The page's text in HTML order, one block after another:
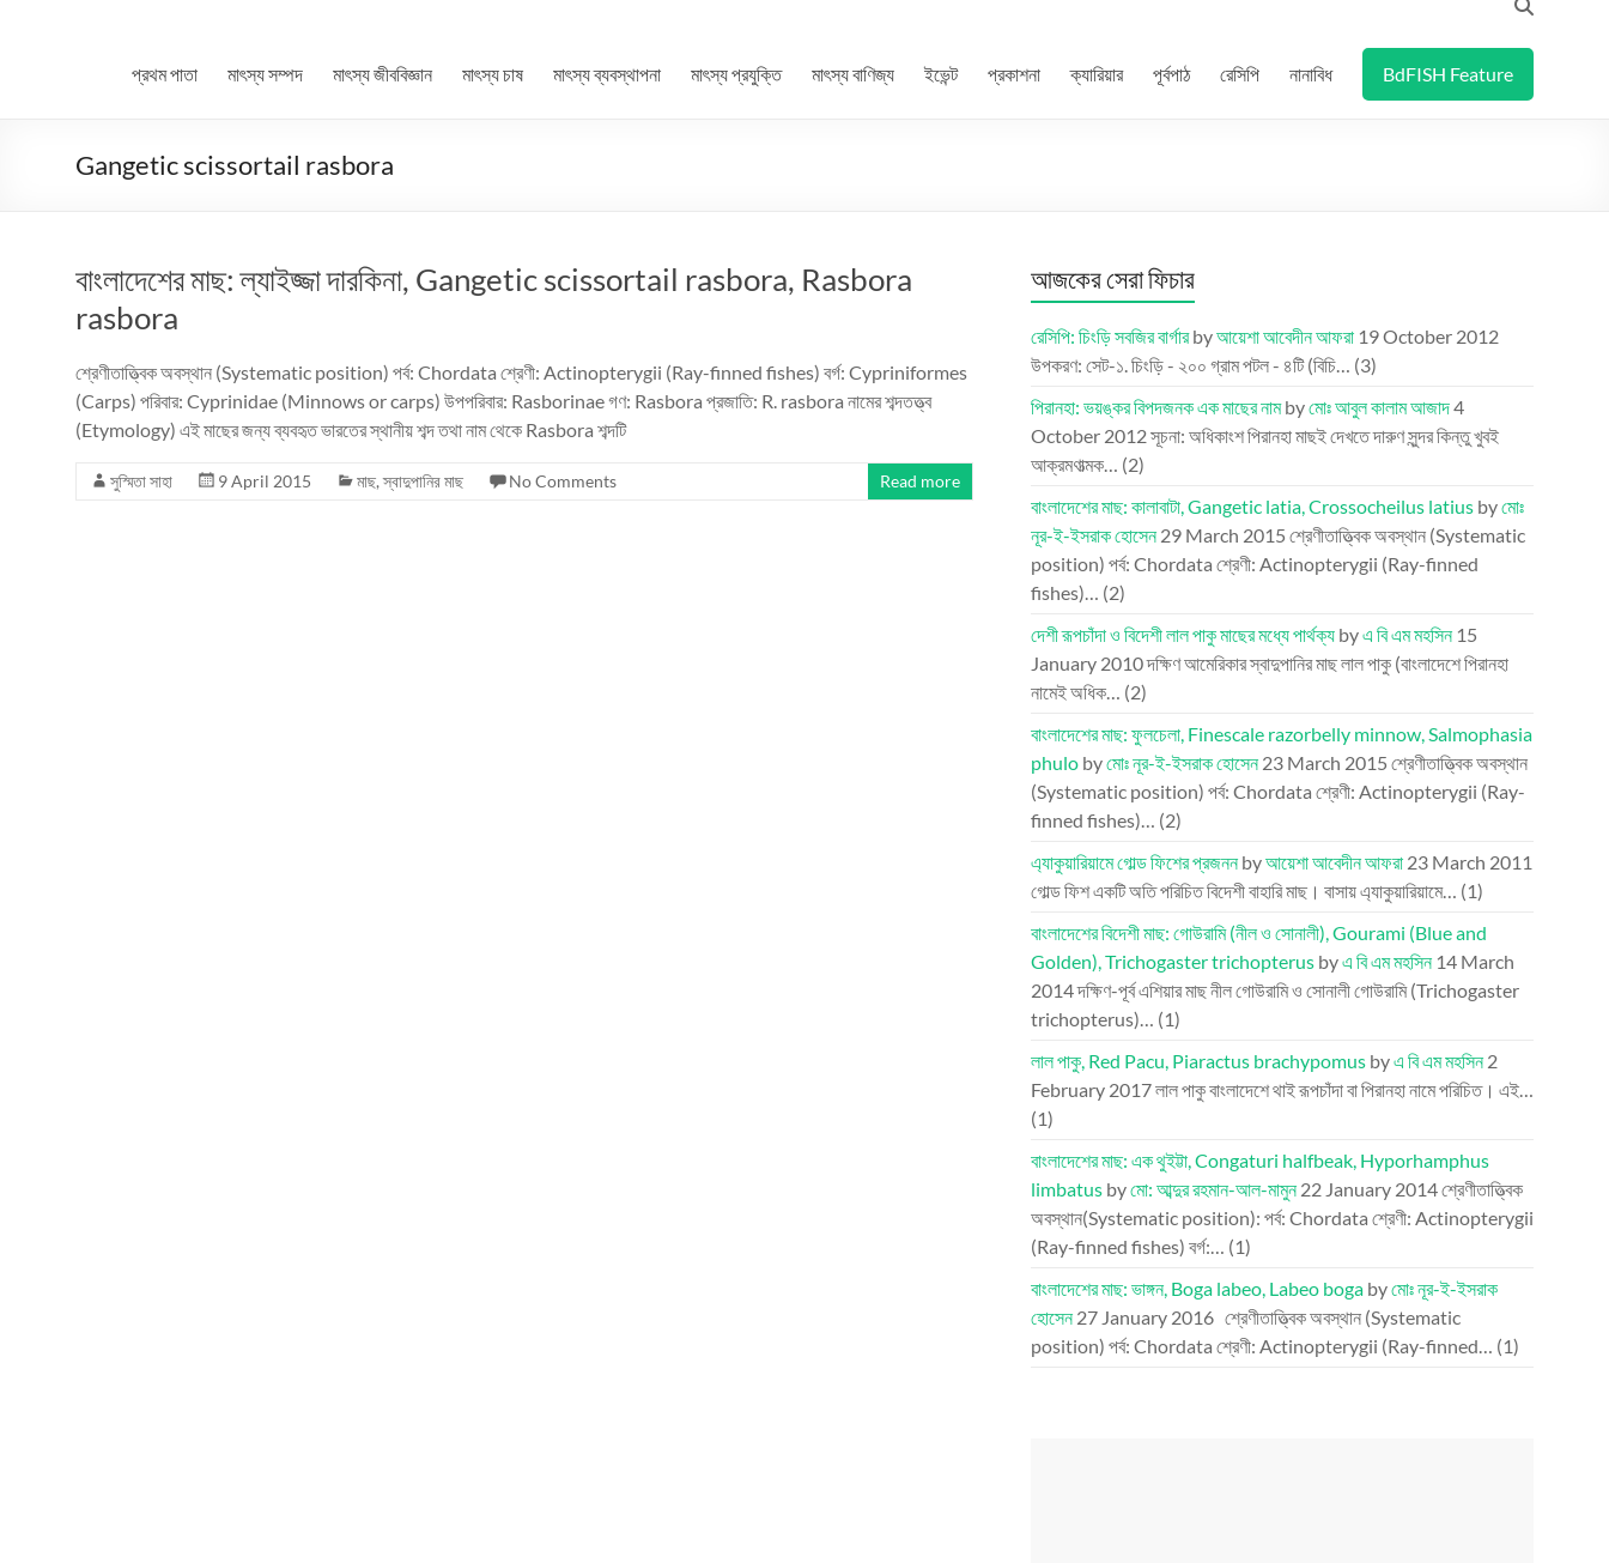
প্রথম পাতা মাৎস্য সম্পদ মাৎস্য জীববিজ্ঞান মাৎস্য চাষ মাৎস্য ব্যবস্থাপনা মাৎস্য প্রযুক্তি মাৎস্য বাণিজ্য ইভেন্ট প্রকাশনা ক্যারিয়ার পূর্বপাঠ রেসিপি নানাবিধ BdFISH Feature
Gangetic scissortail rasbora
বাংলাদেশের মাছ: ল্যাইজ্জা দারকিনা, Gangetic scissortail rasbora, Rasbora
rasbora
শ্রেণীতাত্ত্বিক অবস্থান (Systematic position) পর্ব: Chordata শ্রেণী: Actinopterygii (Ray-finned fishes) বর্গ: Cypriniformes
(Carps) পরিবার: Cyprinidae (Minnows or carps) উপপরিবার: Rasborinae গণ: Rasbora প্রজাতি: R. rasbora নামের শব্দতত্ত্ব
(Etymology) এই মাছের জন্য ব্যবহৃত ভারতের স্থানীয় শব্দ তথা নাম থেকে Rasbora শব্দটি
সুস্মিতা সাহা 9 April 2015 মাছ,স্বাদুপানির মাছ No Comments Read more
আজকের সেরা ফিচার
রেসিপি: চিংড়ি সবজির বার্গারbyআয়েশা আবেদীন আফরা 19 October 2012
উপকরণ: সেট-১. চিংড়ি - ২০০ গ্রাম পটল - ৪টি (বিচি… (3)
পিরানহা: ভয়ঙ্কর বিপদজনক এক মাছের নামbyমোঃ আবুল কালাম আজাদ4
October 2012সূচনা: অধিকাংশ পিরানহা মাছই দেখতে দারুণ সুন্দর কিন্তু খুবই
আক্রমণাত্মক… (2)
বাংলাদেশের মাছ: কালাবাটা, Gangetic latia, Crossocheilus latius byমোঃ
নূর-ই-ইসরাক হোসেন 29 March 2015 শ্রেণীতাত্ত্বিক অবস্থান (Systematic
position) পর্ব: Chordata শ্রেণী: Actinopterygii (Ray-finned
fishes)… (2)
দেশী রূপচাঁদা ও বিদেশী লাল পাকু মাছের মধ্যে পার্থক্য byএ বি এম মহসিন 15
January 2010দক্ষিণ আমেরিকার স্বাদুপানির মাছ লাল পাকু (বাংলাদেশে পিরানহা
নামেই অধিক… (2)
বাংলাদেশের মাছ: ফুলচেলা, Finescale razorbelly minnow, Salmophasia
phulo byমোঃ নূর-ই-ইসরাক হোসেন 23 March 2015 শ্রেণীতাত্ত্বিক অবস্থান
(Systematic position) পর্ব: Chordata শ্রেণী: Actinopterygii (Ray-
finned fishes)… (2)
এ্যাকুয়ারিয়ামে গোল্ড ফিশের প্রজননbyআয়েশা আবেদীন আফরা 23 March 2011
গোল্ড ফিশ একটি অতি পরিচিত বিদেশী বাহারি মাছ। বাসায় এ্যাকুয়ারিয়ামে… (1)
বাংলাদেশের বিদেশী মাছ: গোউরামি (নীল ও সোনালী), Gourami (Blue and
Golden), Trichogaster trichopterus byএ বি এম মহসিন 14 March
2014দক্ষিণ-পূর্ব এশিয়ার মাছ নীল গোউরামি ও সোনালী গোউরামি (Trichogaster
trichopterus)… (1)
লাল পাকু, Red Pacu, Piaractus brachypomus byএ বি এম মহসিন 2
February 2017লাল পাকু বাংলাদেশে থাই রূপচাঁদা বা পিরানহা নামে পরিচিত। এই…
(1)
বাংলাদেশের মাছ: এক থুইট্টা, Congaturi halfbeak, Hyporhamphus
limbatus byমো: আব্দুর রহমান-আল-মামুন 22 January 2014শ্রেণীতাত্ত্বিক
অবস্থান(Systematic position): পর্ব: Chordata শ্রেণী: Actinopterygii
(Ray-finned fishes) বর্গ:… (1)
বাংলাদেশের মাছ: ভাঙ্গন, Boga labeo, Labeo boga byমোঃ নূর-ই-ইসরাক
হোসেন 27 January 2016 শ্রেণীতাত্ত্বিক অবস্থান (Systematic
position) পর্ব: Chordata শ্রেণী: Actinopterygii (Ray-finned… (1)